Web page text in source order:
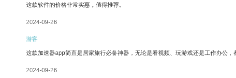
这款软件的价格非常实惠，值得推荐。
2024-09-26
游客
这款加速器app简直是居家旅行必备神器，无论是看视频、玩游戏还是工作办公，
2024-09-26